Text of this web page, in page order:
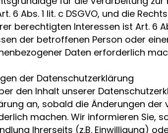
6 Abs. 1 lit. c DSGVO, und die
berechtigten Interessen ist Art. 6
der betroffenen Person oder
Daten erforderlich
der Datenschutzerklärung
den Inhalt unserer
an, sobald die Änderungen
machen. Wir informieren Sie,
Ihrerseits (z.B. Einwilligung)